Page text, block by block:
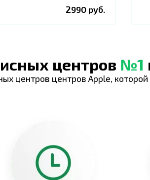
2990 руб.
центров №1
центров центров Apple,